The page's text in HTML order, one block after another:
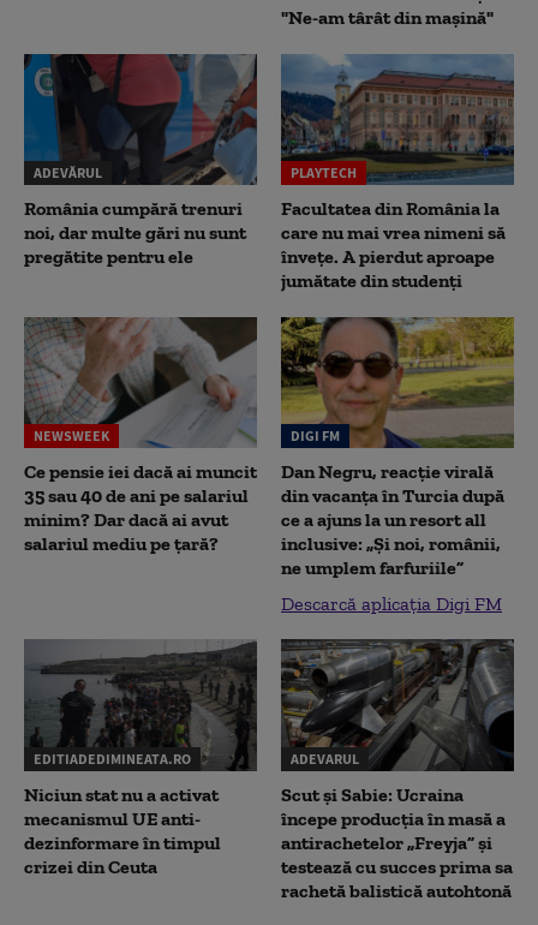
"Ne-am târât din mașină"
ADEVĂRUL
România cumpără trenuri
noi, dar multe gări nu sunt
pregătite pentru ele
PLAYTECH
Facultatea din România la
care nu mai vrea nimeni să
înveţe. A pierdut aproape
jumătate din studenţi
NEWSWEEK
Ce pensie iei dacă ai muncit
35 sau 40 de ani pe salariul
minim? Dar dacă ai avut
salariul mediu pe țară?
DIGI FM
Dan Negru, reacție virală
din vacanța în Turcia după
ce a ajuns la un resort all
inclusive: „Și noi, românii,
ne umplem farfuriile”
Descarcă aplicația Digi FM
EDITIADEDIMINEATA.RO
Niciun stat nu a activat
mecanismul UE anti-
dezinformare în timpul
crizei din Ceuta
ADEVARUL
Scut și Sabie: Ucraina
începe producția în masă a
antirachetelor „Freyja” și
testează cu succes prima sa
rachetă balistică autohtonă